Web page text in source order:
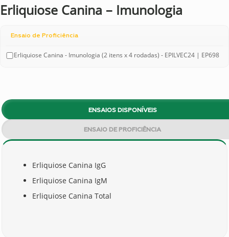
Erliquiose Canina – Imunologia
Ensaio de Proficiência
Erliquiose Canina - Imunologia (2 itens x 4 rodadas) - EPILVEC24 | EP698
ENSAIOS DISPONÍVEIS
ENSAIO DE PROFICIÊNCIA
Erliquiose Canina IgG
Erliquiose Canina IgM
Erliquiose Canina Total